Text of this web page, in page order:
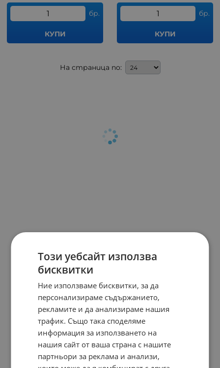
бр.
КУПИ
бр.
КУПИ
На страница по:
Този уебсайт използва
бисквитки
Ние използваме бисквитки, за да
персонализираме съдържанието,
рекламите и да анализираме нашия
трафик. Също така споделяме
информация за използването на
нашия сайт от ваша страна с нашите
партньори за реклама и анализи,